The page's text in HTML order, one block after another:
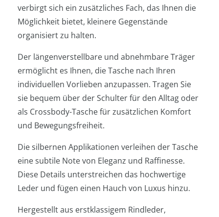
verbirgt sich ein zusätzliches Fach, das Ihnen die
Möglichkeit bietet, kleinere Gegenstände
organisiert zu halten.
Der längenverstellbare und abnehmbare Träger
ermöglicht es Ihnen, die Tasche nach Ihren
individuellen Vorlieben anzupassen. Tragen Sie
sie bequem über der Schulter für den Alltag oder
als Crossbody-Tasche für zusätzlichen Komfort
und Bewegungsfreiheit.
Die silbernen Applikationen verleihen der Tasche
eine subtile Note von Eleganz und Raffinesse.
Diese Details unterstreichen das hochwertige
Leder und fügen einen Hauch von Luxus hinzu.
Hergestellt aus erstklassigem Rindleder,